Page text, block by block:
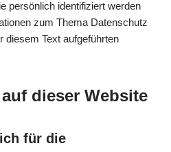
persönlich identifiziert werden
zum Thema Datenschutz
diesem Text aufgeführten
dieser Website
für die